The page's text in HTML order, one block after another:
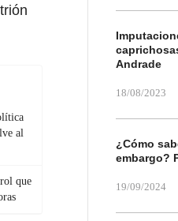
al
que
Andrade
18/08/2023
¿Cómo
embargo?
19/09/2024